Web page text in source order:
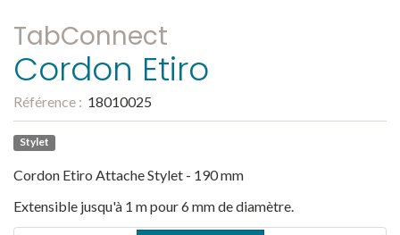
TabConnect
Cordon Etiro
Référence : 18010025
Stylet
Cordon Etiro Attache Stylet - 190 mm
Extensible jusqu'à 1 m pour 6 mm de diamètre.